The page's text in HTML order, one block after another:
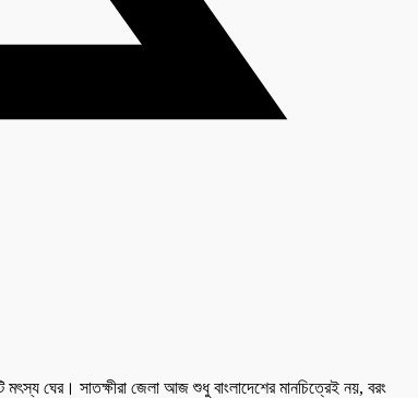
ঘের। সাতক্ষীরা জেলা আজ শুধু বাংলাদেশের মানচিত্রেই নয়, বরং